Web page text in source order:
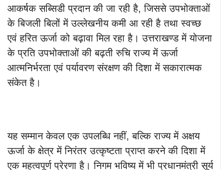
आकर्षक सब्सिडी प्रदान की जा रही है, जिससे उपभोक्ताओं
के बिजली बिलों में उल्लेखनीय कमी आ रही है तथा स्वच्छ
एवं हरित ऊर्जा को बढ़ावा मिल रहा है। उत्तराखण्ड में योजना
के प्रति उपभोक्ताओं की बढ़ती रुचि राज्य में ऊर्जा
आत्मनिर्भरता एवं पर्यावरण संरक्षण की दिशा में सकारात्मक
संकेत है।
यह सम्मान केवल एक उपलब्धि नहीं, बल्कि राज्य में अक्षय
ऊर्जा के क्षेत्र में निरंतर उत्कृष्टता प्राप्त करने की दिशा में
एक महत्वपूर्ण प्रेरणा है। निगम भविष्य में भी प्रधानमंत्री सूर्य